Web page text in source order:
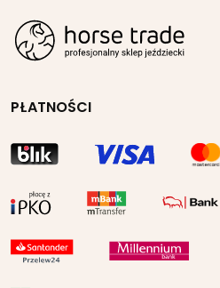
PŁATNOŚCI